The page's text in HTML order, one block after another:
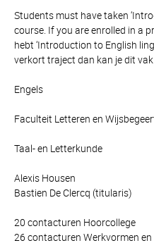
Students must have taken
course. If you are enrolled in a
hebt ‘Introduction to English
verkort traject dan kan je dit
Engels
Faculteit Letteren en
Taal- en Letterkunde
Alexis Housen
Bastien De Clercq (titularis)
20 contacturen Hoorcollege
26 contacturen Werkvormen en